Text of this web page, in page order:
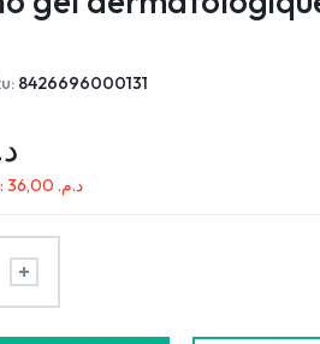
8426696000131
د.م.36,00